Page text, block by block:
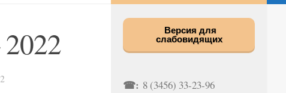
Версия для
слабовидящих
☎: 8 (3456) 33-23-96